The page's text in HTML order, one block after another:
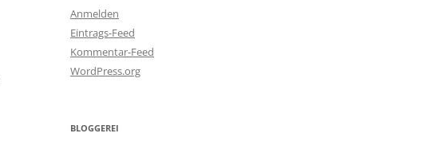
Anmelden
Eintrags-Feed
Kommentar-Feed
WordPress.org
BLOGGEREI